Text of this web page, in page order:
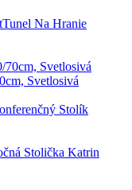
Tunel Na Hranie
Svetlosivá
Stolík
Stolička Katrin